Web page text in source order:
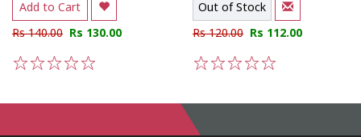
Add to Cart
Rs 140.00 Rs 130.00
Out of Stock
Rs 120.00 Rs 112.00